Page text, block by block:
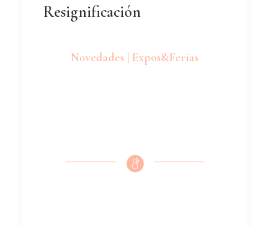
Resignificación
Novedades | Expos&Ferias